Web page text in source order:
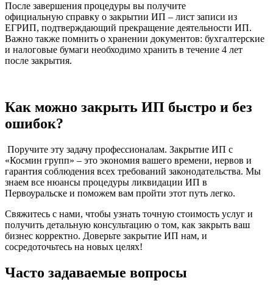
После завершения процедуры вы получите
официальную справку о закрытии ИП – лист записи из
ЕГРИП, подтверждающий прекращение деятельности ИП.
Важно также помнить о хранении документов: бухгалтерские
и налоговые бумаги необходимо хранить в течение 4 лет
после закрытия.
Как можно закрыть ИП быстро и без
ошибок?
Поручите эту задачу профессионалам. Закрытие ИП с
«Космин групп» – это экономия вашего времени, нервов и
гарантия соблюдения всех требований законодательства. Мы
знаем все нюансы процедуры ликвидации ИП в
Первоуральске и поможем вам пройти этот путь легко.
Свяжитесь с нами, чтобы узнать точную стоимость услуг и
получить детальную консультацию о том, как закрыть ваш
бизнес корректно. Доверьте закрытие ИП нам, и
сосредоточьтесь на новых целях!
Часто задаваемые вопросы